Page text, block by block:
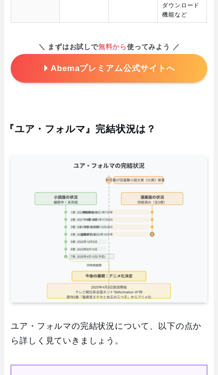
ダウンロード
機能など
＼ まずはお試しで無料から使ってみよう ／
Abemaプレミアム公式サイトへ
『ユア・フォルマ』完結状況は？
ユア・フォルマの完結状況について、以下の点か
ら詳しく見ていきましょう。